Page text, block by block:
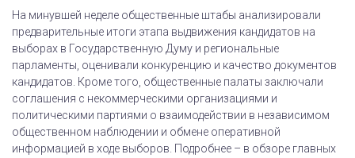
На минувшей неделе общественные штабы анализировали
предварительные итоги этапа выдвижения кандидатов на
выборах в Государственную Думу и региональные
парламенты, оценивали конкуренцию и качество документов
кандидатов. Кроме того, общественные палаты заключали
соглашения с некоммерческими организациями и
политическими партиями о взаимодействии в независимом
общественном наблюдении и обмене оперативной
информацией в ходе выборов. Подробнее – в обзоре главных